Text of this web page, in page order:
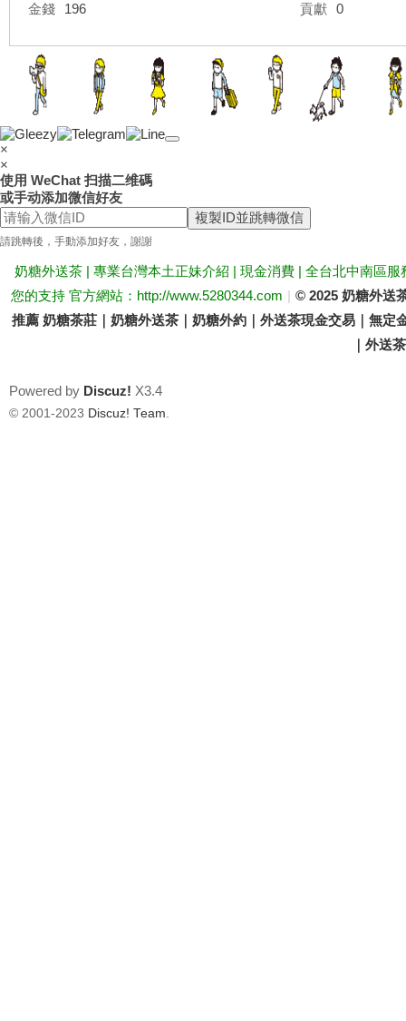
外
送
茶
金錢
196 貢獻 0
×
×
使用 WeChat 扫描二维碼
或手动添加微信好友
複製ID並跳轉微信
請跳轉後，手動添加好友，謝謝
奶糖外送茶 | 專業台灣本土正妹介紹 | 現金消費 | 全台北中南區
您的支持 官方網站：http://www.5280344.com | © 2025 奶糖外送
推薦 奶糖茶莊｜奶糖外送茶｜奶糖外約｜外送茶現金交易｜無
｜外送
Powered by Discuz! X3.4
© 2001-2023 Discuz! Team.